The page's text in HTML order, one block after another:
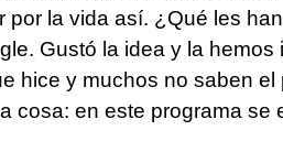
por la vida así. ¿Qué les
Gustó la idea y la
hice y muchos no saben
cosa: en este programa se